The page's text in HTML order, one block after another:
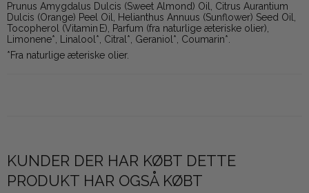
Prunus Amygdalus Dulcis (Sweet Almond) Oil, Citrus Aurantium
Dulcis (Orange) Peel Oil, Helianthus Annuus (Sunflower) Seed Oil,
Tocopherol (Vitamin E), Parfum (fra naturlige æteriske olier),
Limonene*, Linalool*, Citral*, Geraniol*, Coumarin*.
*Fra naturlige æteriske olier.
KUNDER DER HAR KØBT DETTE
PRODUKT HAR OGSÅ KØBT